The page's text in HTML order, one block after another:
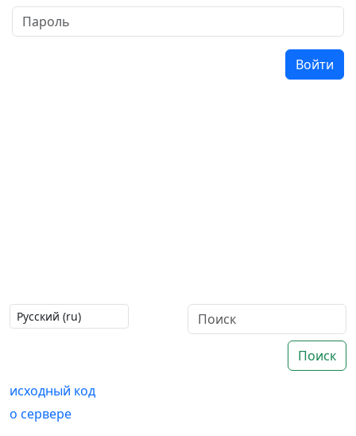
Войти
Поиск
исходный код
о сервере